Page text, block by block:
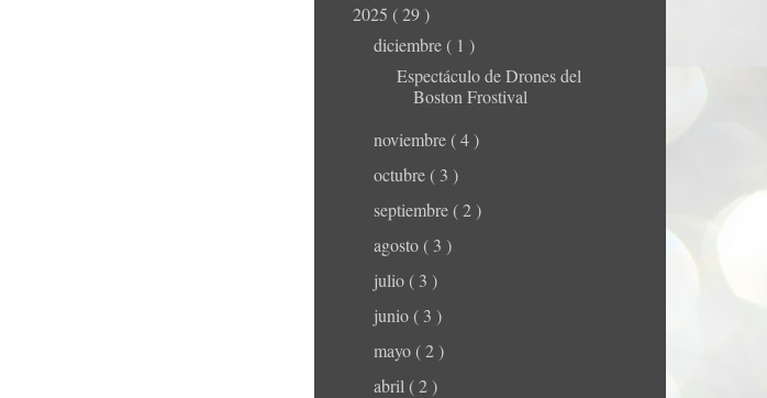
2025 ( 29 )
diciembre ( 1 )
Espectáculo de Drones del
Boston Frostival
noviembre ( 4 )
octubre ( 3 )
septiembre ( 2 )
agosto ( 3 )
julio ( 3 )
junio ( 3 )
mayo ( 2 )
abril ( 2 )